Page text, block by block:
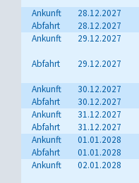
Ankunft
28.12.2027
Abfahrt
28.12.2027
Ankunft
29.12.2027
Abfahrt
29.12.2027
Ankunft
30.12.2027
Abfahrt
30.12.2027
Ankunft
31.12.2027
Abfahrt
31.12.2027
Ankunft
01.01.2028
Abfahrt
01.01.2028
Ankunft
02.01.2028